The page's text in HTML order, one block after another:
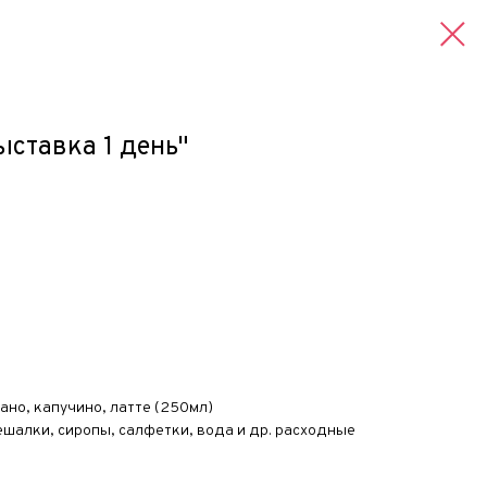
1 день"
капучино, латте (250мл)
сиропы, салфетки, вода и др. расходные